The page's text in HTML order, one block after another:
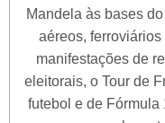
Mandela às bases
aéreos,
manifestações de
eleitorais, o Tour de
futebol e de Fórmula